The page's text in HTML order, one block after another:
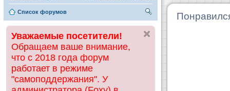
Список форумов
ск
Уважаемые посетители!
Обращаем ваше внимание,
что с 2018 года форум
работает в режиме
"самоподдержания". У